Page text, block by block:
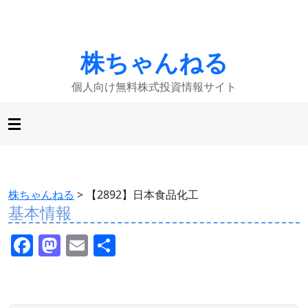
株ちゃんねる
個人向け無料株式投資情報サイト
株ちゃんねる > 【2892】日本食品化工
基本情報
F M E